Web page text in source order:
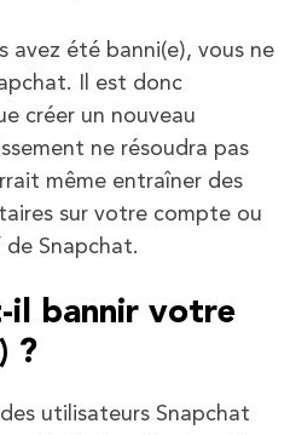
avez été banni(e), vous ne
Il est donc
créer un nouveau
ne résoudra pas
même entraîner des
sur votre compte ou
Snapchat.
il bannir votre
?
utilisateurs Snapchat